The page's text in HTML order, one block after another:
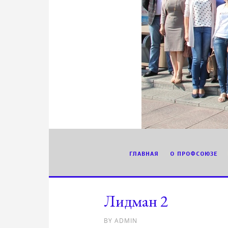
ГЛАВНАЯ О ПРОФСОЮЗЕ
Лидман 2
BY ADMIN